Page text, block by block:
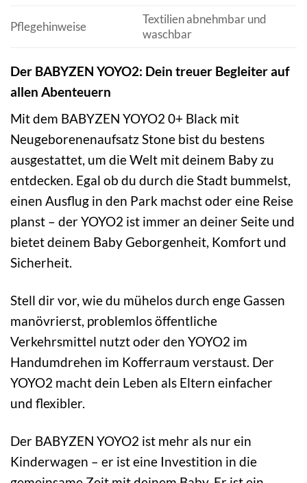
Pflegehinweise
Textilien abnehmbar und
waschbar
Der BABYZEN YOYO2: Dein treuer Begleiter auf
allen Abenteuern
Mit dem BABYZEN YOYO2 0+ Black mit
Neugeborenenaufsatz Stone bist du bestens
ausgestattet, um die Welt mit deinem Baby zu
entdecken. Egal ob du durch die Stadt bummelst,
einen Ausflug in den Park machst oder eine Reise
planst – der YOYO2 ist immer an deiner Seite und
bietet deinem Baby Geborgenheit, Komfort und
Sicherheit.
Stell dir vor, wie du mühelos durch enge Gassen
manövrierst, problemlos öffentliche
Verkehrsmittel nutzt oder den YOYO2 im
Handumdrehen im Kofferraum verstaust. Der
YOYO2 macht dein Leben als Eltern einfacher
und flexibler.
Der BABYZEN YOYO2 ist mehr als nur ein
Kinderwagen – er ist eine Investition in die